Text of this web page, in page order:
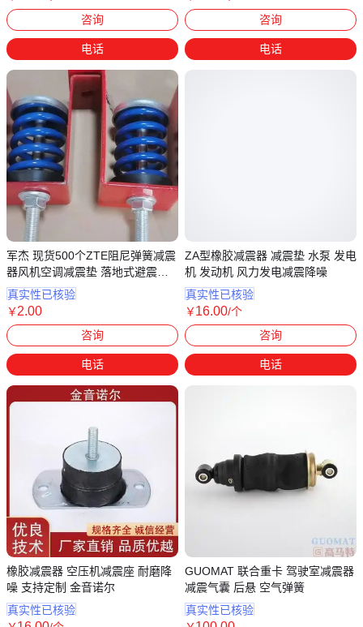
咨询
电话
军杰 现货500个ZTE阻尼弹簧减震
器风机空调减震垫 落地式避震器
防震型减震器
真实性已核验
￥2.00
咨询
电话
橡胶减震器 空压机减震座 耐磨降
噪 支持定制 金音诺尔
真实性已核验
咨询
电话
ZA型橡胶减震器 减震垫 水泵 发电
机 发动机 风力发电减震降噪
真实性已核验
￥16.00/个
咨询
电话
GUOMAT 联合重卡 驾驶室减震器
减震气囊 后悬 空气弹簧
真实性已核验